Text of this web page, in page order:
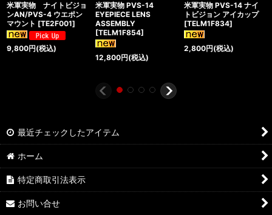
米軍実物 ナイトビジョ
ンAN/PVS-4 ウエポン
マウント [TE2F001]
9,800円(税込)
米軍実物 PVS-14
EYEPIECE LENS
ASSEMBLY
[TELM1F854]
12,800円(税込)
米軍実物 PVS-14 ナイ
トビジョン アイカップ
[TELM1F834]
2,800円(税込)
最近チェックしたアイテム
ホーム
特定商取引法表示
お問い合せ